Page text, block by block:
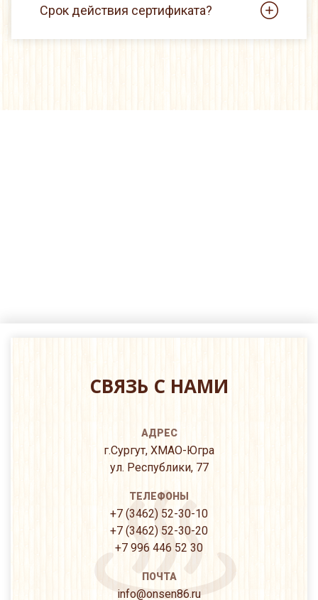
Срок действия сертификата?
СВЯЗЬ С НАМИ
АДРЕС
г.Сургут, ХМАО-Югра
ул. Республики, 77
ТЕЛЕФОНЫ
+7 (3462) 52-30-10
+7 (3462) 52-30-20
+7 996 446 52 30
ПОЧТА
info@onsen86.ru